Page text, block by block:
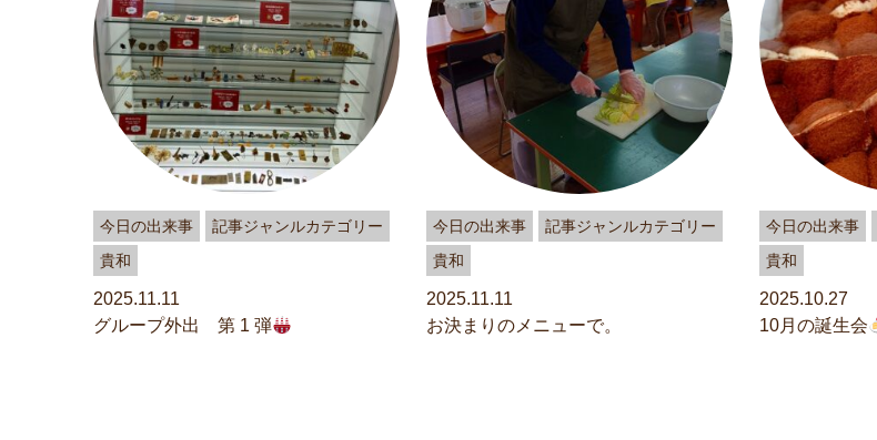
今日の出来事
記事ジャンルカテゴリー
貴和
2025.11.11
グループ外出 第 1 弾
今日の出来事
記事ジャンルカテゴリー
貴和
2025.11.11
お決まりのメニューで。
今日の出来事
貴和
2025.10.27
10月の誕生会